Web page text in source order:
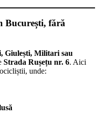
București, fără
Giulești, Militari sau
Strada Rușețu nr. 6. Aici
unde: